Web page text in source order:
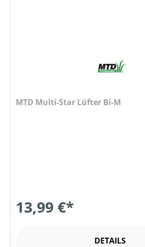
MTD Multi-Star Lüfter Bi-M
13,99 €*
DETAILS